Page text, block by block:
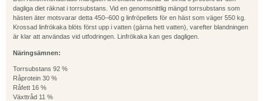
dagliga diet räknat i torrsubstans. Vid en genomsnittlig mängd torrsubstans som
hästen äter motsvarar detta 450–600 g linfröpellets för en häst som väger 550 kg.
Krossad linfrökaka blöts först upp i vatten (gärna hett vatten), varefter blandningen
är klar att användas vid utfodringen. Linfrökaka kan ges dagligen.
Näringsämnen:
Torrsubstans 92 %
Råprotein 30 %
Råfett 16 %
Växttråd 11 %